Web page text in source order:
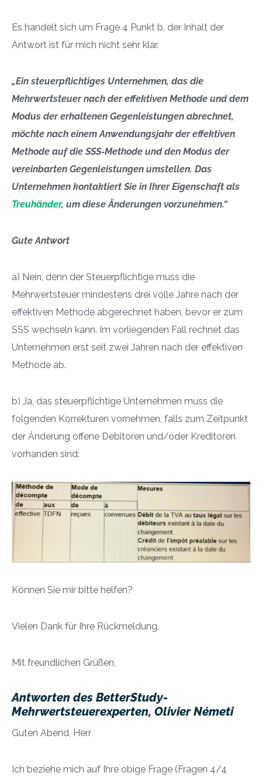
Es handelt sich um Frage 4 Punkt b, der Inhalt der
Antwort ist für mich nicht sehr klar.
„Ein steuerpflichtiges Unternehmen, das die
Mehrwertsteuer nach der effektiven Methode und dem
Modus der erhaltenen Gegenleistungen abrechnet,
möchte nach einem Anwendungsjahr der effektiven
Methode auf die SSS-Methode und den Modus der
vereinbarten Gegenleistungen umstellen. Das
Unternehmen kontaktiert Sie in Ihrer Eigenschaft als
Treuhänder, um diese Änderungen vorzunehmen.“
Gute Antwort
a) Nein, denn der Steuerpflichtige muss die
Mehrwertsteuer mindestens drei volle Jahre nach der
effektiven Methode abgerechnet haben, bevor er zum
SSS wechseln kann. Im vorliegenden Fall rechnet das
Unternehmen erst seit zwei Jahren nach der effektiven
Methode ab.
b) Ja, das steuerpflichtige Unternehmen muss die
folgenden Korrekturen vornehmen, falls zum Zeitpunkt
der Änderung offene Debitoren und/oder Kreditoren
vorhanden sind:
Können Sie mir bitte helfen?
Vielen Dank für Ihre Rückmeldung,
Mit freundlichen Grüßen,
Antworten des BetterStudy-
Mehrwertsteuerexperten, Olivier Németi
Guten Abend, Herr
Ich beziehe mich auf Ihre obige Frage (Fragen 4/4